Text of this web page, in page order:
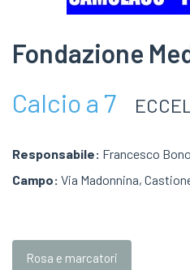
Fondazione
Calcio a 7
Responsabile: Francesco
Campo: Via Madonnina,
Rosa e marcatori